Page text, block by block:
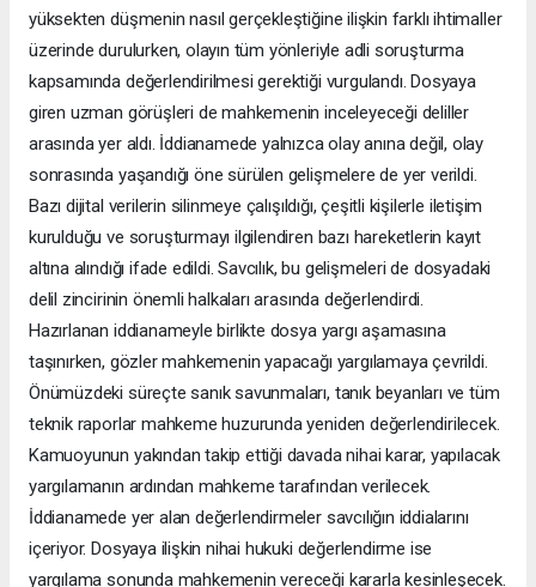
yüksekten düşmenin nasıl gerçekleştiğine ilişkin farklı ihtimaller
üzerinde durulurken, olayın tüm yönleriyle adli soruşturma
kapsamında değerlendirilmesi gerektiği vurgulandı. Dosyaya
giren uzman görüşleri de mahkemenin inceleyeceği deliller
arasında yer aldı. İddianamede yalnızca olay anına değil, olay
sonrasında yaşandığı öne sürülen gelişmelere de yer verildi.
Bazı dijital verilerin silinmeye çalışıldığı, çeşitli kişilerle iletişim
kurulduğu ve soruşturmayı ilgilendiren bazı hareketlerin kayıt
altına alındığı ifade edildi. Savcılık, bu gelişmeleri de dosyadaki
delil zincirinin önemli halkaları arasında değerlendirdi.
Hazırlanan iddianameyle birlikte dosya yargı aşamasına
taşınırken, gözler mahkemenin yapacağı yargılamaya çevrildi.
Önümüzdeki süreçte sanık savunmaları, tanık beyanları ve tüm
teknik raporlar mahkeme huzurunda yeniden değerlendirilecek.
Kamuoyunun yakından takip ettiği davada nihai karar, yapılacak
yargılamanın ardından mahkeme tarafından verilecek.
İddianamede yer alan değerlendirmeler savcılığın iddialarını
içeriyor. Dosyaya ilişkin nihai hukuki değerlendirme ise
yargılama sonunda mahkemenin vereceği kararla kesinleşecek.